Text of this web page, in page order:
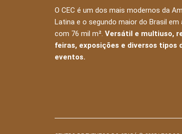
O CEC é um dos mais modernos da
Latina e o segundo maior do Brasil em
com 76 mil m². Versátil e multiuso,
feiras, exposições e diversos tipos
eventos.